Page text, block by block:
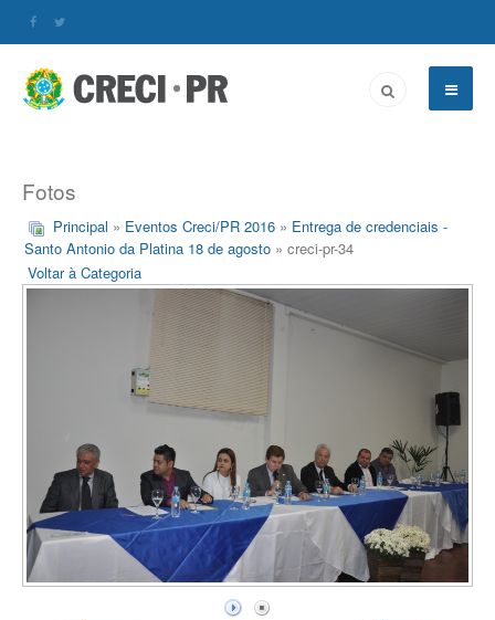
Fotos
Principal » Eventos Creci/PR 2016 » Entrega de credenciais -
Santo Antonio da Platina 18 de agosto » creci-pr-34
Voltar à Categoria